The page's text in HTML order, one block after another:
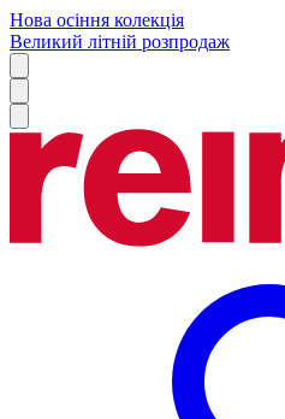
Нова осіння колекція
Великий літній розпродаж